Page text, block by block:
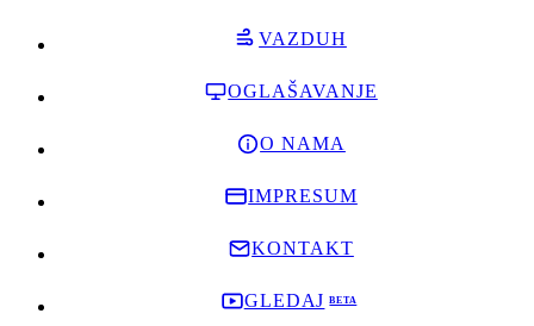
VAZDUH
OGLAŠAVANJE
O NAMA
IMPRESUM
KONTAKT
GLEDAJ